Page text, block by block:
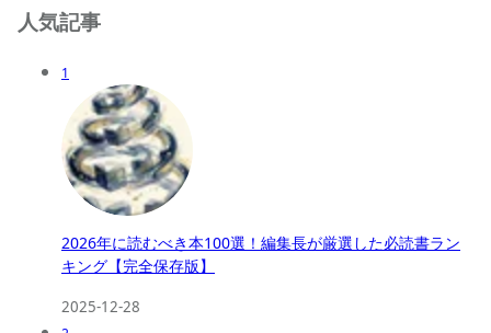
人気記事
1
2026年に読むべき本100選！編集長が厳選した必読書ラン
キング【完全保存版】
2025-12-28